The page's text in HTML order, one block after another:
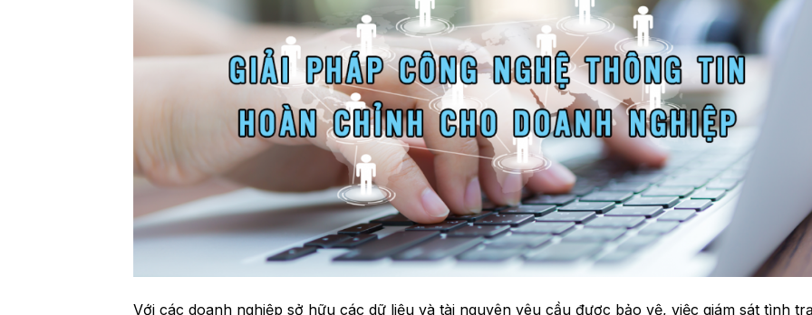
Với các doanh nghiệp sở hữu các dữ liệu và tài nguyên yêu cầu được bảo vệ, việc giám sát tình